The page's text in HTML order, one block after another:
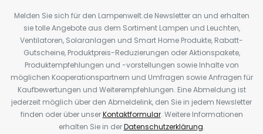
Melden Sie sich für den Lampenwelt.de Newsletter an und erhalten
sie tolle Angebote aus dem Sortiment Lampen und Leuchten,
Ventilatoren, Solaranlagen und Smart Home Produkte, Rabatt-
Gutscheine, Produktpreis-Reduzierungen oder Aktionspakete,
Produktempfehlungen und -vorstellungen sowie Inhalte von
möglichen Kooperationspartnern und Umfragen sowie Anfragen für
Kaufbewertungen und Weiterempfehlungen. Eine Abmeldung ist
jederzeit möglich über den Abmeldelink, den Sie in jedem Newsletter
finden oder über unserKontaktformular. Weitere Informationen
erhalten Sie in derDatenschutzerklärung.